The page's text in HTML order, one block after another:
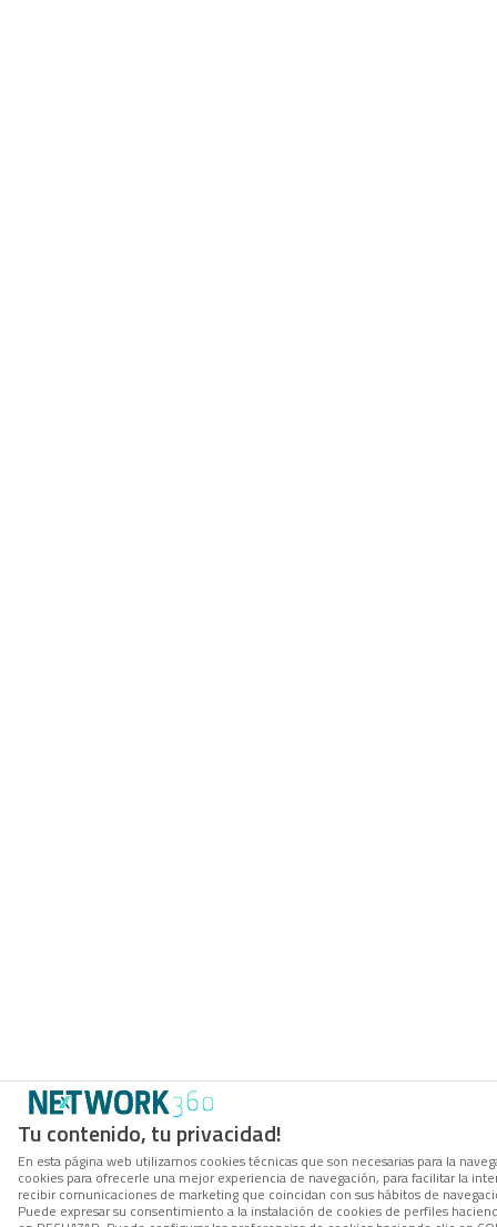
Tu contenido, tu privacidad!
En esta página web utilizamos cookies técnicas que son necesarias para la
cookies para ofrecerle una mejor experiencia de navegación, para facilitar la
recibir comunicaciones de marketing que coincidan con sus hábitos de
Puede expresar su consentimiento a la instalación de cookies de perfiles